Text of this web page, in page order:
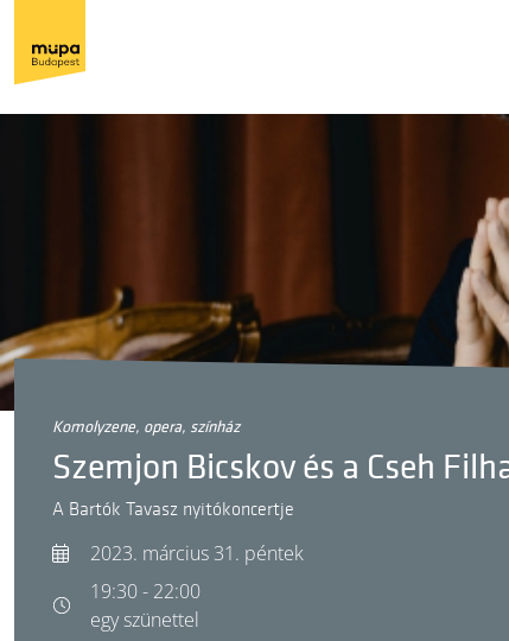
komolyzene, opera, színház
Szemjon Bicskov és a Cseh
A Bartók Tavasz nyitókoncertje
2023. március 31. péntek
19:30 - 22:00
egy szünettel